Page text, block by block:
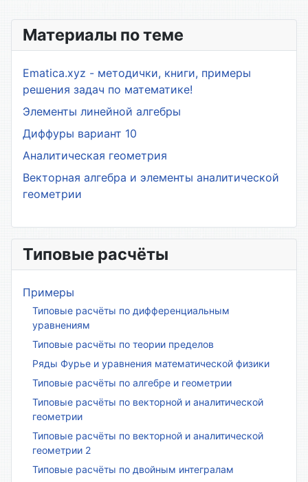
Материалы по теме
Ematica.xyz - методички, книги, примеры
решения задач по математике!
Элементы линейной алгебры
Диффуры вариант 10
Аналитическая геометрия
Векторная алгебра и элементы аналитической
геометрии
Типовые расчёты
Примеры
Типовые расчёты по дифференциальным
уравнениям
Типовые расчёты по теории пределов
Ряды Фурье и уравнения математической физики
Типовые расчёты по алгебре и геометрии
Типовые расчёты по векторной и аналитической
геометрии
Типовые расчёты по векторной и аналитической
геометрии 2
Типовые расчёты по двойным интегралам